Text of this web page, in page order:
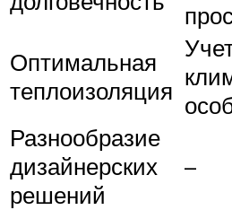
Оптимальная
теплоизоляция
Разнообразие
дизайнерских
решений
–